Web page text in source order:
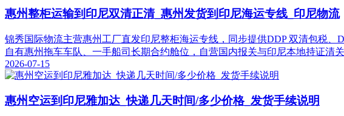
惠州整柜运输到印尼双清正清_惠州发货到印尼海运专线_印尼物流
锦秀国际物流主营惠州工厂直发印尼整柜海运专线，同步提供DDP 双清包税
自有惠州拖车车队、一手船司长期合约舱位，自营国内报关与印尼本地持证清
2026-07-15
惠州空运到印尼雅加达_快递几天时间/多少价格_发货手续说明